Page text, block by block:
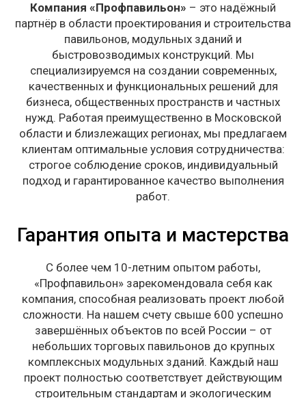
Компания «Профпавильон» – это надёжный
партнёр в области проектирования и строительства
павильонов, модульных зданий и
быстровозводимых конструкций. Мы
специализируемся на создании современных,
качественных и функциональных решений для
бизнеса, общественных пространств и частных
нужд. Работая преимущественно в Московской
области и близлежащих регионах, мы предлагаем
клиентам оптимальные условия сотрудничества:
строгое соблюдение сроков, индивидуальный
подход и гарантированное качество выполнения
работ.
Гарантия опыта и мастерства
С более чем 10-летним опытом работы,
«Профпавильон» зарекомендовала себя как
компания, способная реализовать проект любой
сложности. На нашем счету свыше 600 успешно
завершённых объектов по всей России – от
небольших торговых павильонов до крупных
комплексных модульных зданий. Каждый наш
проект полностью соответствует действующим
строительным стандартам и экологическим